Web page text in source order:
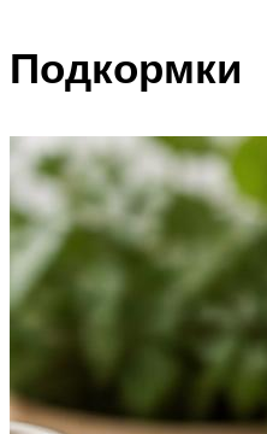
Подкормки